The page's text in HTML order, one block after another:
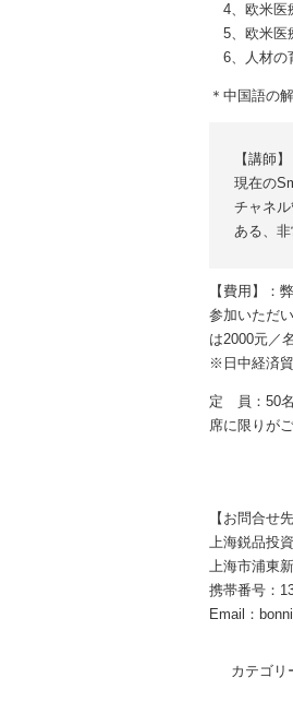
4、欧米医
5、欧米医
6、人材の
＊中国語の
【講師
現在の
チャネ
ある、
【費用】：
参加いただ
は2000元／
※日中経済
定 員：50名
席に限りが
【お問合せ
上海鋭品投
上海市浦東
携帯番号：
Email：
カテゴリ